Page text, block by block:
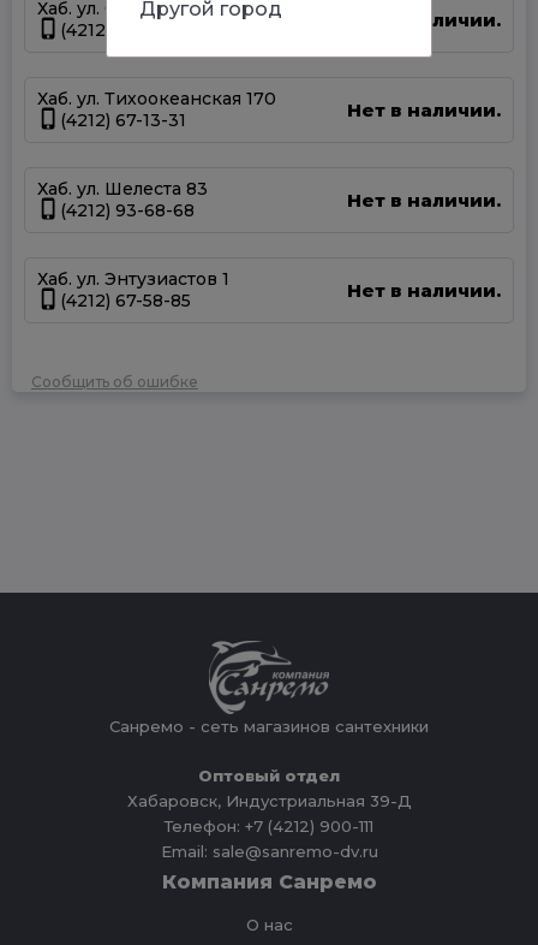
Хаб. ул. Суворова 45
(4212) 50-67-37
Нет в наличии.
Хаб. ул. Тихоокеанская 170
(4212) 67-13-31
Нет в наличии.
Хаб. ул. Шелеста 83
(4212) 93-68-68
Нет в наличии.
Хаб. ул. Энтузиастов 1
(4212) 67-58-85
Нет в наличии.
Сообщить об ошибке
Санремо - сеть магазинов сантехники
Оптовый отдел
Хабаровск, Индустриальная 39-Д
Телефон: +7 (4212) 900-111
Email: sale@sanremo-dv.ru
Компания Санремо
О нас
Другой город